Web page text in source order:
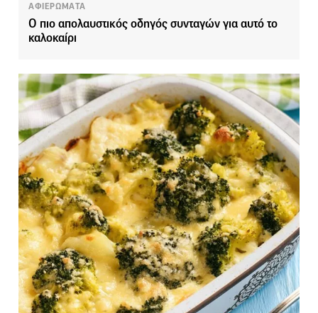
ΑΦΙΕΡΩΜΑΤΑ
Ο πιο απολαυστικός οδηγός συνταγών για αυτό το
καλοκαίρι